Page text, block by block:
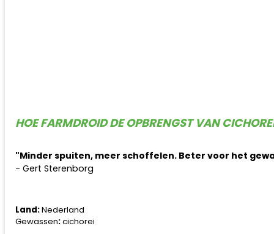
HOE FARMDROID DE OPBRENGST VAN
"Minder spuiten, meer schoffelen. Beter voor het
- Gert Sterenborg
Land:Nederland
Gewassen:cichorei